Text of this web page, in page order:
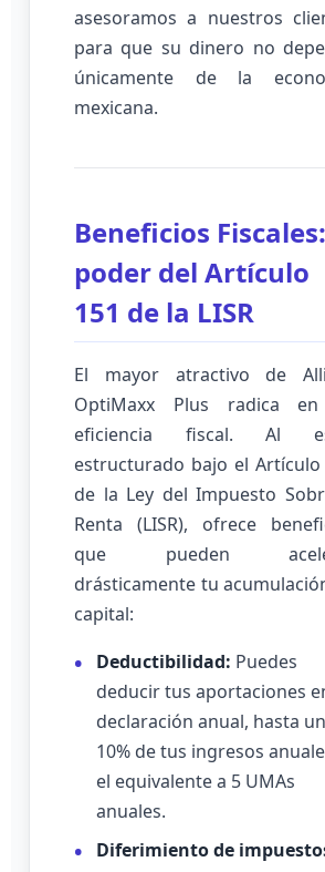
asesoramos a nuestros
para que su dinero no
únicamente de la
mexicana.
Beneficios
poder del Artículo
151 de la LISR
El mayor atractivo de
OptiMaxx Plus radica
eficiencia fiscal. Al
estructurado bajo el Artículo
de la Ley del Impuesto
Renta (LISR), ofrece
que pueden
drásticamente tu
capital:
Deductibilidad: Puedes
deducir tus aportaciones
declaración anual, hasta un
10% de tus ingresos
el equivalente a 5 UMAs
anuales.
Diferimiento de